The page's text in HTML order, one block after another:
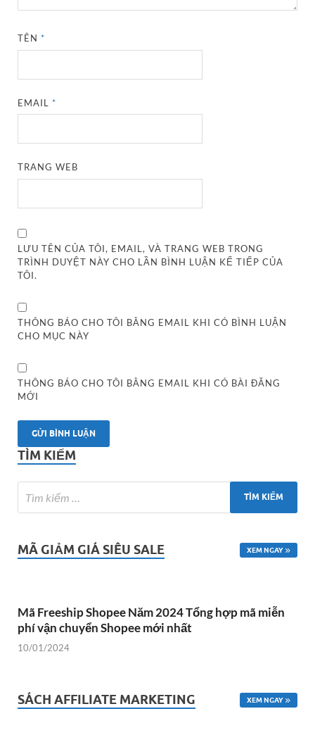
TÊN*
EMAIL*
TRANG WEB
LƯU TÊN CỦA TÔI, EMAIL, VÀ TRANG WEB TRONG
TRÌNH DUYỆT NÀY CHO LẦN BÌNH LUẬN KẾ TIẾP CỦA
TÔI.
THÔNG BÁO CHO TÔI BẰNG EMAIL KHI CÓ BÌNH LUẬN
CHO MỤC NÀY
THÔNG BÁO CHO TÔI BẰNG EMAIL KHI CÓ BÀI ĐĂNG
MỚI
TÌM KIẾM
MÃ GIẢM GIÁ SIÊU SALE XEM NGAY
Mã Freeship Shopee Năm 2024 Tổng hợp mã miễn
phí vận chuyển Shopee mới nhất
10/01/2024
SÁCH AFFILIATE MARKETING XEM NGAY